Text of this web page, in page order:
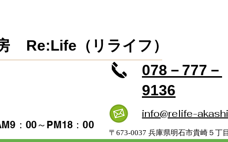
Re:Life（リライフ）
078－777－
9136
info@relife-
〒673-0037 兵庫県明石市貴崎５丁
：00～PM18：00